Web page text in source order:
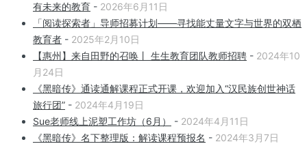
有未来的教育 - 2026年6月11日
「阅读探索者」导师招募计划——寻找能丈量文字与世界的双栖
教育者 - 2025年2月10日
【惠州】来自田野的召唤丨 生生教育团队教师招聘 - 2024年10
月24日
《黑暗传》通读通解课程正式开课，欢迎加入“汉民族创世神话
旅行团” - 2024年4月19日
Sue老师线上泥塑工作坊（6月）
- 2024年4月11日
《黑暗传》名下整理版：解读课程预报名 - 2024年3月7日